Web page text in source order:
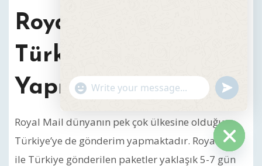
Royal Mail
Türkiye’ye Gönderim
Yapıyor Mu?
Royal Mail dünyanın pek çok ülkesine olduğu
Türkiye’ye de gönderim yapmaktadır. Royal Mail
ile Türkiye gönderilen paketler yaklaşık 5-7 günHide
"+chaty_settings.lang.emoji_picker+"
WhatsApp